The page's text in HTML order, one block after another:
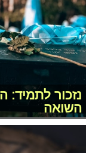
נזכור לתמיד:
השואה